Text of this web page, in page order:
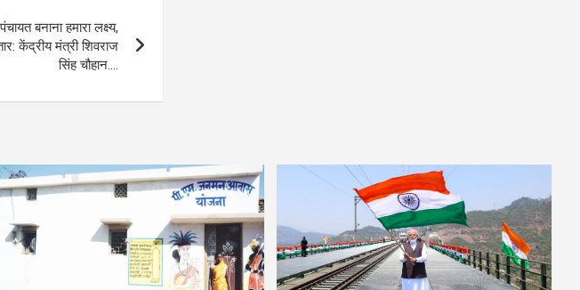
बनाना हमारा लक्ष्य,
केंद्रीय मंत्री शिवराज
सिंह चौहान….